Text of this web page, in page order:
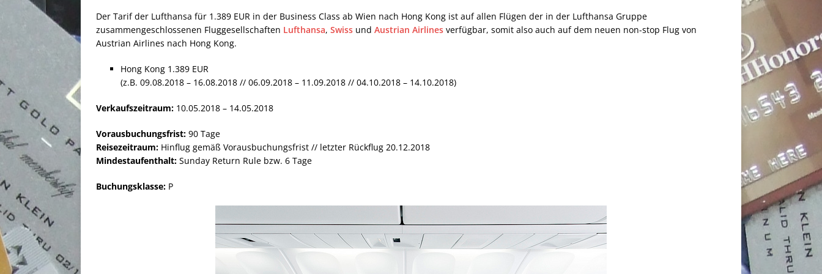
Der Tarif der Lufthansa für 1.389 EUR in der Business Class ab Wien nach Hong Kong ist auf allen Flügen der in der Lufthansa Gruppe
zusammengeschlossenen Fluggesellschaften Lufthansa, Swiss und Austrian Airlines verfügbar, somit also auch auf dem neuen non-stop Flug von
Austrian Airlines nach Hong Kong.
Hong Kong 1.389 EUR
(z.B. 09.08.2018 – 16.08.2018 // 06.09.2018 – 11.09.2018 // 04.10.2018 – 14.10.2018)
Verkaufszeitraum: 10.05.2018 – 14.05.2018
Vorausbuchungsfrist: 90 Tage
Reisezeitraum: Hinflug gemäß Vorausbuchungsfrist // letzter Rückflug 20.12.2018
Mindestaufenthalt: Sunday Return Rule bzw. 6 Tage
Buchungsklasse: P